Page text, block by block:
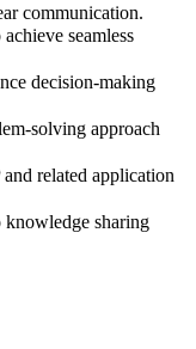
communication.
seamless
decision-making
approach
related application
knowledge sharing